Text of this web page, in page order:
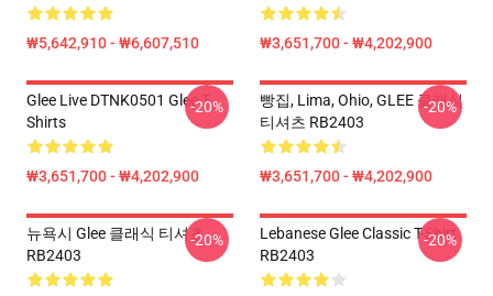
₩5,642,910 - ₩6,607,510 ₩3,651,700 - ₩4,202,900
Glee Live DTNK0501 Glee T-
Shirts
₩3,651,700 - ₩4,202,900
-20%
빵집, Lima, Ohio, GLEE 클래식
티셔츠 RB2403
₩3,651,700 - ₩4,202,900
-20%
뉴욕시 Glee 클래식 티셔츠
RB2403
-20%
Lebanese Glee Classic T-Shirt
RB2403
-20%